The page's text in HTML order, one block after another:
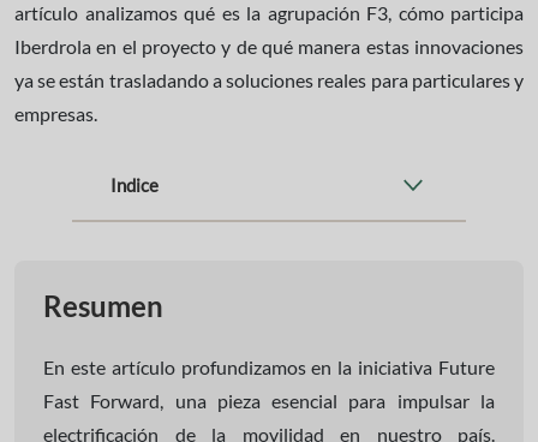
artículo analizamos qué es la agrupación F3, cómo participa
Iberdrola en el proyecto y de qué manera estas innovaciones
ya se están trasladando a soluciones reales para particulares y
empresas.
Indice
Resumen
En este artículo profundizamos en la iniciativa Future
Fast Forward, una pieza esencial para impulsar la
electrificación de la movilidad en nuestro país.